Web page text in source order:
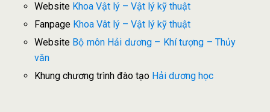
Website Khoa Vật lý – Vật lý kỹ thuật
Fanpage Khoa Vât lý – Vật lý kỹ thuật
Website Bộ môn Hải dương – Khí tượng – Thủy
văn
Khung chương trình đào tạo Hải dương học